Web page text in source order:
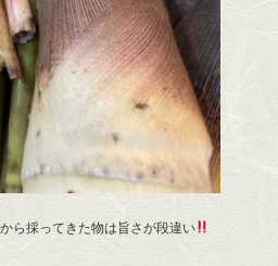
ら採ってきた物は旨さが段違い